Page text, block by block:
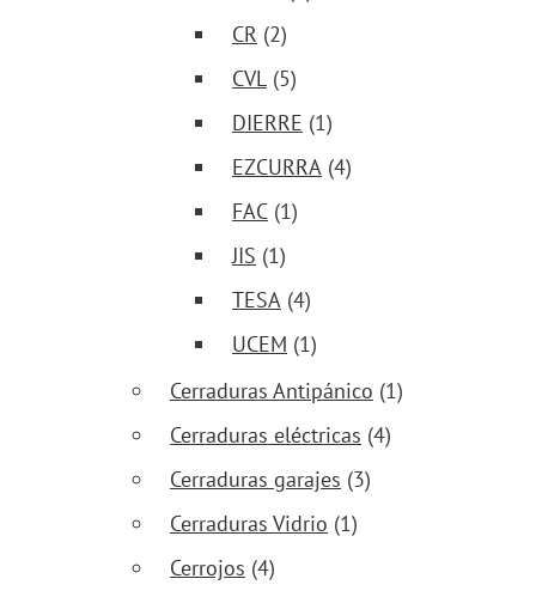
CR (2)
CVL (5)
DIERRE (1)
EZCURRA (4)
FAC (1)
JIS (1)
TESA (4)
UCEM (1)
Cerraduras Antipánico (1)
Cerraduras eléctricas (4)
Cerraduras garajes (3)
Cerraduras Vidrio (1)
Cerrojos (4)